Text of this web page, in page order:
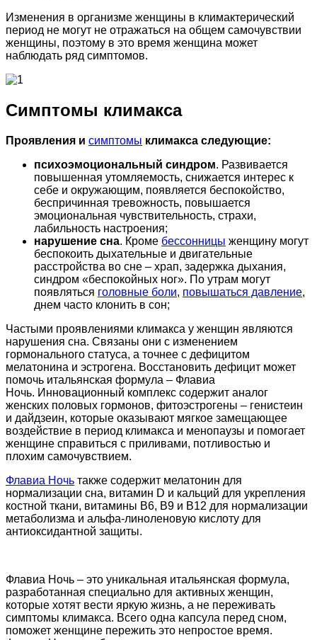
Изменения в организме женщины в климактерический
период не могут не отражаться на общем самочувствии
женщины, поэтому в это время женщина может
наблюдать ряд симптомов.
Симптомы климакса
Проявления и симптомы климакса следующие:
психоэмоциональный синдром. Развивается
повышенная утомляемость, снижается интерес к
себе и окружающим, появляется беспокойство,
беспричинная тревожность, повышается
эмоциональная чувствительность, страхи,
лабильность настроения;
нарушение сна. Кроме бессонницы женщину могут
беспокоить дыхательные и двигательные
расстройства во сне – храп, задержка дыхания,
синдром «беспокойных ног». По утрам могут
появляться головные боли, повышаться давление,
днем часто клонить в сон;
Частыми проявлениями климакса у женщин являются
нарушения сна. Связаны они с изменением
гормонального статуса, а точнее с дефицитом
мелатонина и эстрогена. Восстановить дефицит может
помочь итальянская формула – Флавиа
Ночь. Инновационный комплекс содержит аналог
женских половых гормонов, фитоэстрогены – генистеин
и дайдзеин, которые оказывают мягкое замещающее
воздействие в период климакса и менопаузы и помогает
женщине справиться с приливами, потливостью и
плохим самочувствием.
Флавиа Ночь также содержит мелатонин для
нормализации сна, витамин D и кальций для укрепления
костной ткани, витамины В6, В9 и В12 для нормализации
метаболизма и альфа-линоленовую кислоту для
антиоксидантной защиты.
Флавиа Ночь – это уникальная итальянская формула,
разработанная специально для активных женщин,
которые хотят вести яркую жизнь, а не переживать
симптомы климакса. Всего одна капсула перед сном,
поможет женщине пережить это непростое время.